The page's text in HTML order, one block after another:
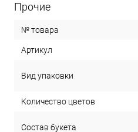
Прочие
№ товара
Артикул
Вид упаковки
Количество цветов
Состав букета